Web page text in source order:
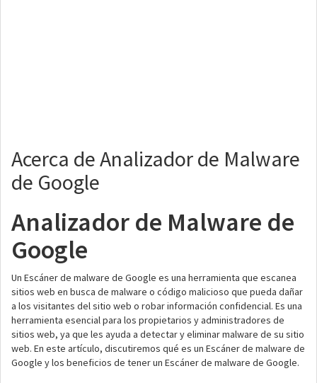
Acerca de Analizador de Malware
de Google
Analizador de Malware de
Google
Un Escáner de malware de Google es una herramienta que escanea
sitios web en busca de malware o código malicioso que pueda dañar
a los visitantes del sitio web o robar información confidencial. Es una
herramienta esencial para los propietarios y administradores de
sitios web, ya que les ayuda a detectar y eliminar malware de su sitio
web. En este artículo, discutiremos qué es un Escáner de malware de
Google y los beneficios de tener un Escáner de malware de Google.